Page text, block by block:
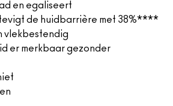
en egaliseert
de huidbarrière met 38%****
vlekbestendig
er merkbaar gezonder